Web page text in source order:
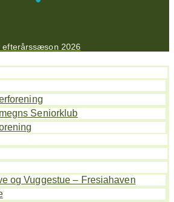
2026
Seniorklub
og Vuggestue – Fresiahaven